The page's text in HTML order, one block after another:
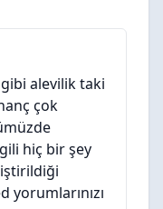
alevilik taki
çok
hiç bir şey
yorumlarınızı